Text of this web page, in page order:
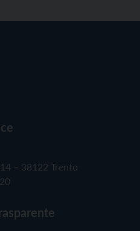
– 38122 Trento